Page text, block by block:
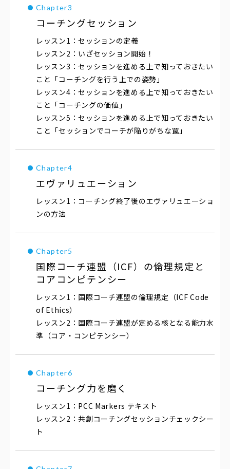
コーチングセッション
セッションの定義
いざセッション開始！
セッションを進める上で知っておきたい
こと「コーチングを行う上での姿勢」
セッションを進める上で知っておきたい
こと「コーチングの価値」
セッションを進める上で知っておきたい
こと「セッションでコーチが陥りがちな罠」
エヴァリュエーション
コーチング終了後のエヴァリュエーショ
ンの方法
国際コーチ連盟（ICF）の倫理規定と
コアコンピテンシー
国際コーチ連盟の倫理規定（ICF Code
of Ethics）
国際コーチ連盟が定める核となる能力水
準（コア・コンピテンシー）
コーチング力を磨く
PCC Markers テキスト
共創コーチングセッションチェックシー
ト